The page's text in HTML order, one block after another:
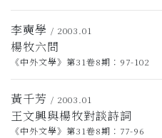
李奭學 / 2003.01
楊牧六問
《中外文學》第31卷8期：97-102
黃千芳 / 2003.01
王文興與楊牧對談詩詞
《中外文學》第31卷8期：77-96